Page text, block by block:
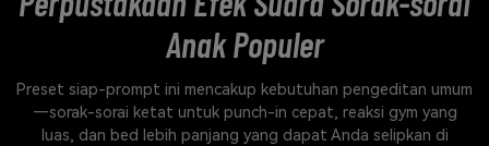
Anak Populer
Preset siap-prompt ini mencakup kebutuhan pengeditan umum
—sorak-sorai ketat untuk punch-in cepat, reaksi gym yang
luas, dan bed lebih panjang yang dapat Anda selipkan di